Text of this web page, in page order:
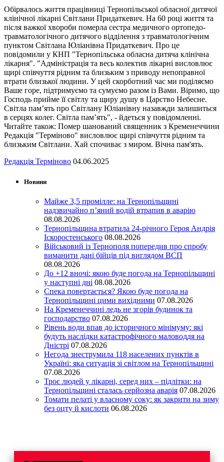
Обірвалось життя працівниці Тернопільської обласної дитячої
клінічної лікарні Світлани Придаткевич. На 60 році життя та
після важкої хвороби померла сестра медичного ортопедо-
травматологічного дитячого відділення з травматологічним
пунктом Світлана Юліанівна Придаткевич. Про це
повідомили у КНП "Тернопільська обласна дитяча клінічна
лікарня". "Адміністрація та весь колектив лікарні висловлює
щирі співчуття рідним та близьким з приводу непоправної
втрати близької людини. У цей скорботний час ми поділяємо
Ваше горе, підтримуємо та сумуємо разом із Вами. Віримо, що
Господь прийме її світлу та щиру душу в Царство Небесне.
Світла пам’ять про Світлану Юліанівну назавжди залишиться
в серцях колег. Світла пам’ять", - йдеться у повідомленні.
Читайте також: Помер шанований священник з Кременеччини
Редакція "Терміново" висловлює щирі співчуття рідним та
близьким Світлани. Хай спочиває з миром. Вічна пам'ять.
Редакція Терміново 04.06.2025
Новини
Майже 3,5 промілле: на Тернопільщині
надзвичайно п’яний водій втрапив в аварію
08.08.2026
Тернопільщина втратила 24-річного Героя Андрія
Іскоростенського 08.08.2026
Військовий із Тернополя попередив про спробу
виманити дані бійців під виглядом ВСП
08.08.2026
До +12 вночі: якою буде погода на Тернопільщині
у наступні дні 08.08.2026
Спека повертається? Якою буде погода на
Тернопільщині цими вихідними 07.08.2026
На Кременеччині ледь не згорів будинок та
господарство 07.08.2026
Рівень води впав до історичного мінімуму: які
будуть наслідки катастрофічного маловоддя на
Дністрі 07.08.2026
Негода знеструмила 118 населених пунктів в
Україні: яка ситуація зі світлом на Тернопільщині
07.08.2026
Троє людей у лікарні, серед них – підлітки: на
Тернопільщині сталась серйозна аварія 07.08.2026
Томати пелаті у власному соку: як закрити на зиму
без оцту й кислоти 06.08.2026